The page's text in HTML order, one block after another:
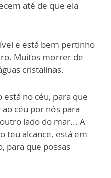
até de que ela
e está bem pertinho
Muitos morrer de
cristalinas.
no céu, para que
céu por nós para
lado do mar... A
teu alcance, está em
para que possas